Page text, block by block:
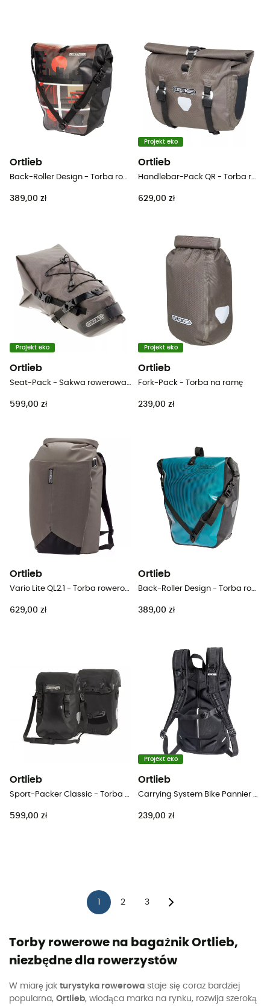
Ortlieb
Back-Roller Design - Torba rowerowa
389,00 zł
Projekt eko
Ortlieb
Handlebar-Pack QR - Torba rowerowa na kierownicę
629,00 zł
Projekt eko
Ortlieb
Seat-Pack - Sakwa rowerowa pod siodełko
599,00 zł
Projekt eko
Ortlieb
Fork-Pack - Torba na ramę
239,00 zł
Ortlieb
Vario Lite QL2.1 - Torba rowerowa
629,00 zł
Ortlieb
Back-Roller Design - Torba rowerowa
389,00 zł
Ortlieb
Sport-Packer Classic - Torba rowerowa
599,00 zł
Projekt eko
Ortlieb
Carrying System Bike Pannier - Torba rowerowa
239,00 zł
2 3
Torby rowerowe na bagażnik Ortlieb,
niezbędne dla rowerzystów
W miarę jak turystyka rowerowa staje się coraz bardziej
popularna, Ortlieb, wiodąca marka na rynku, rozwija szeroką